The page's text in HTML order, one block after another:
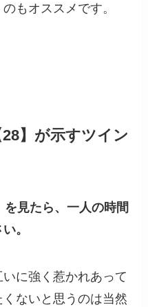
もオススメです。
】が示すツイン
見たら、一人の時間
。
に強く惹かれあって
ないと思うのは当然